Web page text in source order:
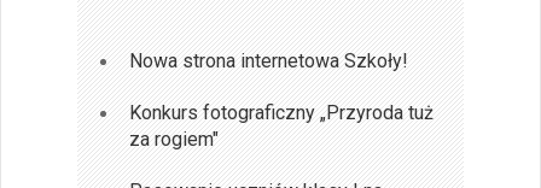
Nowa strona internetowa Szkoły!
Konkurs fotograficzny „Przyroda tuż
za rogiem"